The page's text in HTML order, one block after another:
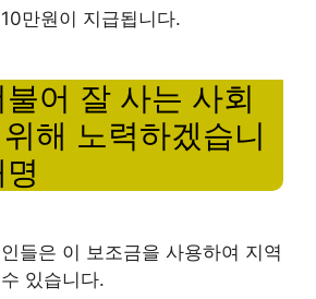
만원이 지급됩니다.
어 잘 사는 사회
해 노력하겠습니
들은 이 보조금을 사용하여 지역
있습니다.